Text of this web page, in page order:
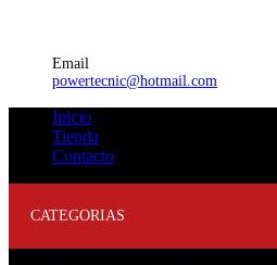
Email
powertecnic@hotmail.com
Inicio
Tienda
Contacto
CATEGORIAS